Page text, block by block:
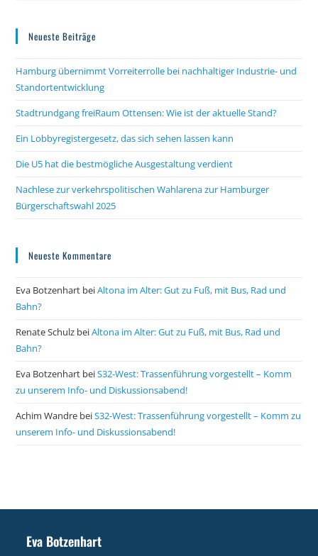
Neueste Beiträge
Hamburg übernimmt Vorreiterrolle bei nachhaltiger Industrie- und
Standortentwicklung
Stadtrundgang freiRaum Ottensen: Wie ist der aktuelle Stand?
Ein Lobbyregistergesetz, das sich sehen lassen kann
Die U5 hat die bestmögliche Ausgestaltung verdient
Nachlese zur verkehrspolitischen Wahlarena zur Hamburger
Bürgerschaftswahl 2025
Neueste Kommentare
Eva Botzenhart beiAltona im Alter: Gut zu Fuß, mit Bus, Rad und
Bahn?
Renate Schulz beiAltona im Alter: Gut zu Fuß, mit Bus, Rad und
Bahn?
Eva Botzenhart beiS32-West: Trassenführung vorgestellt – Komm
zu unserem Info- und Diskussionsabend!
Achim Wandre beiS32-West: Trassenführung vorgestellt – Komm zu
unserem Info- und Diskussionsabend!
Eva Botzenhart